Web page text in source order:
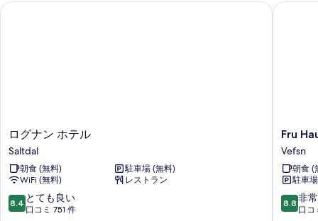
ウ
の
す
べ
て
の
ル
ー
詳
ロ
グ
ナ
ン
ホ
テ
ル
ログナン ホテル
Saltdal
朝食 (無料)
駐車場 (無料)
WiFi (無料)
レストラン
10
段
8.4 とても良い
口コミ 751 件
ログナン ホテル
Fru
Hotel
Vefsn
Fru
Vefsn
朝食 (
駐車
10
段
8.8 非
口コ
Fru